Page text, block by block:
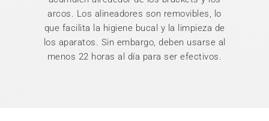
arcos. Los alineadores son removibles, lo
que facilita la higiene bucal y la limpieza de
los aparatos. Sin embargo, deben usarse al
menos 22 horas al día para ser efectivos.